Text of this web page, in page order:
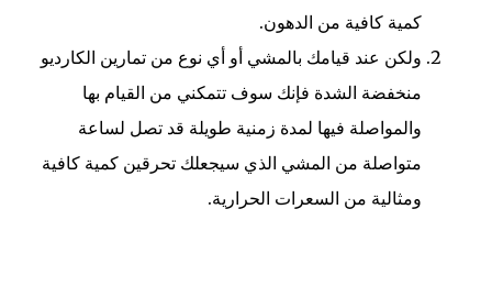
كمية كافية من الدهون.
ولكن عند قيامك بالمشي أو أي نوع من تمارين الكارديو
منخفضة الشدة فإنك سوف تتمكني من القيام بها
والمواصلة فيها لمدة زمنية طويلة قد تصل لساعة
متواصلة من المشي الذي سيجعلك تحرقين كمية كافية
ومثالية من السعرات الحرارية.